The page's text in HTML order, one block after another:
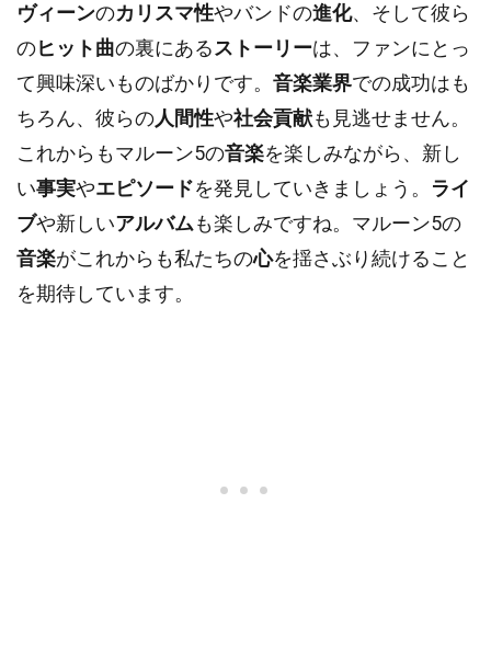
ヴィーンのカリスマ性やバンドの進化、そして彼ら
のヒット曲の裏にあるストーリーは、ファンにとっ
て興味深いものばかりです。 音楽業界での成功はも
ちろん、彼らの人間性や社会貢献も見逃せません。
これからもマルーン5の音楽を楽しみながら、新し
い事実やエピソードを発見していきましょう。 ライ
ブや新しいアルバムも楽しみですね。マルーン5の
音楽がこれからも私たちの心を揺さぶり続けること
を期待しています。